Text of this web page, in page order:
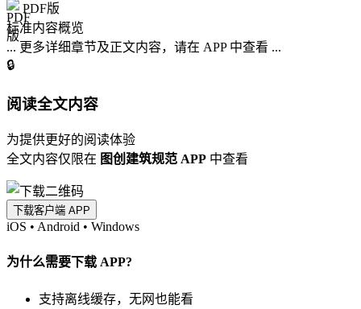
PDF版
标准内容概览
... 更多详细章节及正文内容，请在 APP 中查看 ...
🔒
阅读全文内容
为提供更好的阅读体验
全文内容仅限在 图创建筑规范 APP 中查看
下载客户端 APP
iOS • Android • Windows
为什么需要下载 APP?
支持离线缓存，无网也能看